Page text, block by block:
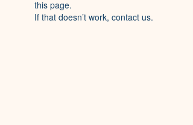
this page.
If that doesn’t work, contact us.